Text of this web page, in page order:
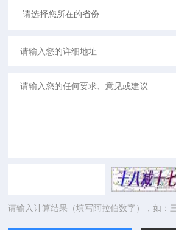
请输入计算结果（填写阿拉伯数字），如：